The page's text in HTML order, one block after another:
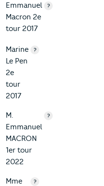
Emmanuel
Macron 2e
tour 2017
?
Marine
Le Pen
2e
tour
2017
?
M.
Emmanuel
MACRON
1er tour
2022
?
Mme
?